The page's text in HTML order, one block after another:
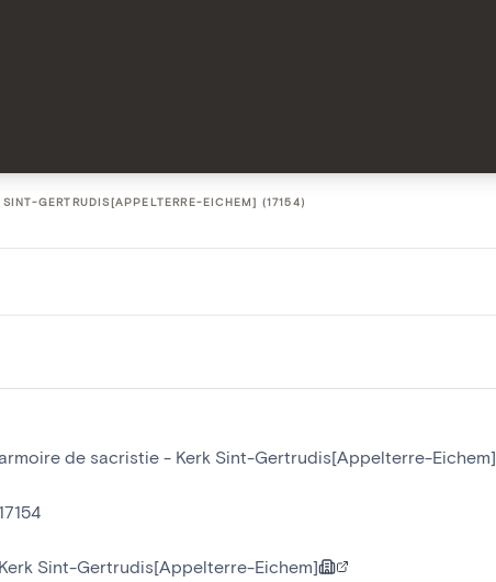
GERTRUDIS[APPELTERRE-EICHEM] (17154)
de sacristie - Kerk Sint-Gertrudis[Appelterre-Eichem]
Kerk Sint-Gertrudis[Appelterre-Eichem]